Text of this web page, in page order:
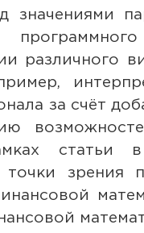
значениями
различного
за счёт
статьи в
зрения